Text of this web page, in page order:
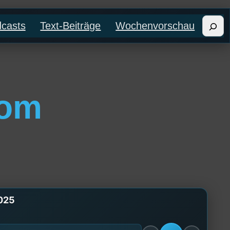
Text-Beiträge Wochenvorschau